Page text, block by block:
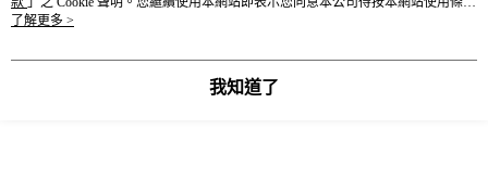
之 Cookie 聲明使用 cookie。
了解更多 >
我知道了